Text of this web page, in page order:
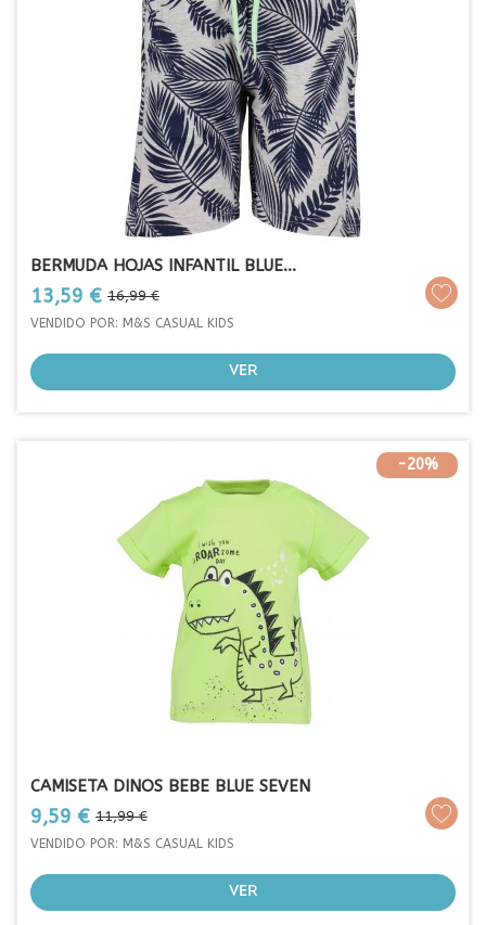
BERMUDA HOJAS INFANTIL BLUE...
Prezo
13,59 € Prezo
base
16,99 €
VENDIDO POR: M&S CASUAL KIDS
VER
-20%
CAMISETA DINOS BEBE BLUE SEVEN
Prezo
9,59 € Prezo
base
11,99 €
VENDIDO POR: M&S CASUAL KIDS
VER